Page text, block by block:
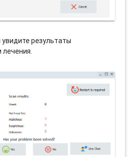
увидите результаты
лечения.